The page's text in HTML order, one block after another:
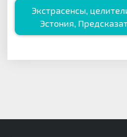
Экстрасенсы,
Эстония,